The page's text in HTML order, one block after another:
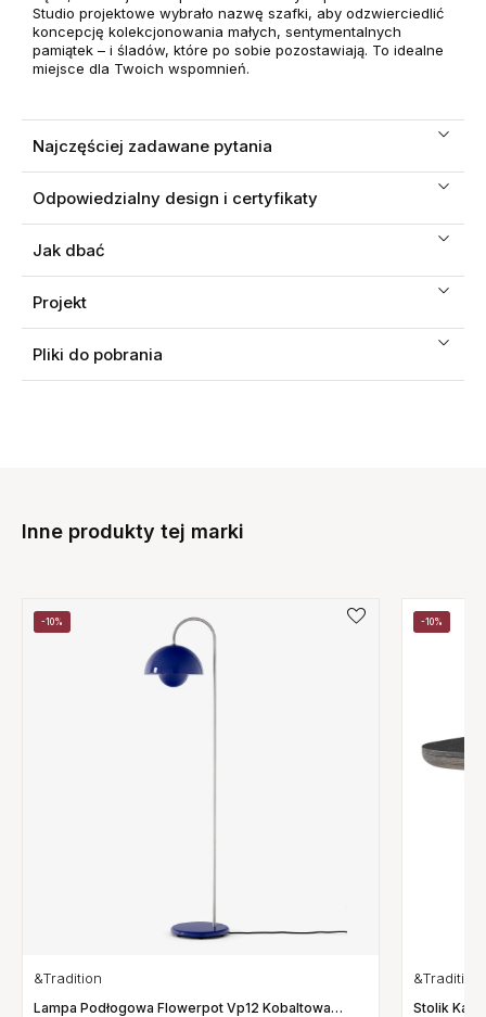
Studio projektowe wybrało nazwę szafki, aby odzwierciedlić
koncepcję kolekcjonowania małych, sentymentalnych
pamiątek – i śladów, które po sobie pozostawiają. To idealne
miejsce dla Twoich wspomnień.
Najczęściej zadawane pytania
Odpowiedzialny design i certyfikaty
Jak dbać
Projekt
Pliki do pobrania
Inne produkty tej marki
-10%
&Tradition
Lampa Podłogowa Flowerpot Vp12 Kobaltowa
-10%
&Tradition
Stolik